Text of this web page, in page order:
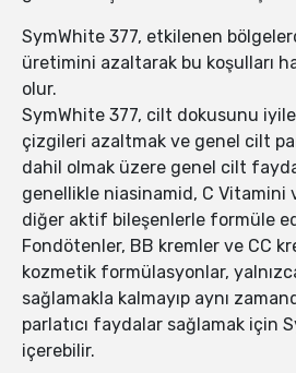
SymWhite 377, etkilenen
üretimini azaltarak bu koşulları
olur.
SymWhite 377, cilt dokusunu
çizgileri azaltmak ve genel cilt
dahil olmak üzere genel cilt
genellikle niasinamid, C Vitamini
diğer aktif bileşenlerle formüle
Fondötenler, BB kremler ve CC
kozmetik formülasyonlar,
sağlamakla kalmayıp aynı
parlatıcı faydalar sağlamak için
içerebilir.